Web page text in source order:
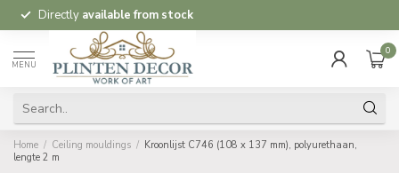
Directly available from stock
MENU
0
Home / Ceiling mouldings / Kroonlijst C746 (108 x 137 mm), polyurethaan,
lengte 2 m